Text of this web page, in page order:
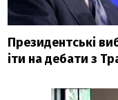
Президентські
іти на дебати з